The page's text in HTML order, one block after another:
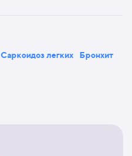
Саркоидоз легких
Бронхит